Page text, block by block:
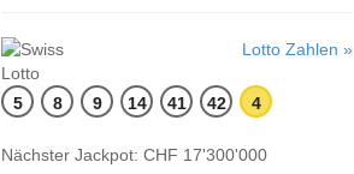
Lotto Zahlen »
5 8 9 14 41 42 4
Nächster Jackpot: CHF 17'300'000